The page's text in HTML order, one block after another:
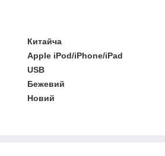
Китайча
Apple iPod/iPhone/iPad
USB
Бежевий
Новий